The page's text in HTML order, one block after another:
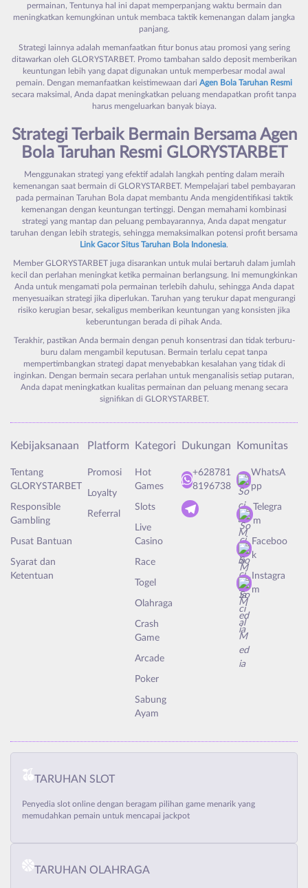
permainan, Tentunya hal ini dapat memperpanjang waktu bermain dan
meningkatkan kemungkinan untuk membaca taktik kemenangan dalam jangka
panjang.
Strategi lainnya adalah memanfaatkan fitur bonus atau promosi yang sering
ditawarkan oleh GLORYSTARBET. Promo tambahan saldo deposit memberikan
keuntungan lebih yang dapat digunakan untuk memperbesar modal awal
pemain. Dengan memanfaatkan keistimewaan dari Agen Bola Taruhan Resmi
secara maksimal, Anda dapat meningkatkan peluang mendapatkan profit tanpa
harus mengeluarkan banyak biaya.
Strategi Terbaik Bermain Bersama Agen
Bola Taruhan Resmi GLORYSTARBET
Menggunakan strategi yang efektif adalah langkah penting dalam meraih
kemenangan saat bermain di GLORYSTARBET. Mempelajari tabel pembayaran
pada permainan Taruhan Bola dapat membantu Anda mengidentifikasi taktik
kemenangan dengan keuntungan tertinggi. Dengan memahami kombinasi
strategi yang mantap dan peluang pembayarannya, Anda dapat mengatur
taruhan dengan lebih strategis, sehingga memaksimalkan potensi profit bersama
Link Gacor Situs Taruhan Bola Indonesia.
Member GLORYSTARBET juga disarankan untuk mulai bertaruh dalam jumlah
kecil dan perlahan meningkat ketika permainan berlangsung. Ini memungkinkan
Anda untuk mengamati pola permainan terlebih dahulu, sehingga Anda dapat
menyesuaikan strategi jika diperlukan. Taruhan yang terukur dapat mengurangi
risiko kerugian besar, sekaligus memberikan keuntungan yang konsisten jika
keberuntungan berada di pihak Anda.
Terakhir, pastikan Anda bermain dengan penuh konsentrasi dan tidak terburu-
buru dalam mengambil keputusan. Bermain terlalu cepat tanpa
mempertimbangkan strategi dapat menyebabkan kesalahan yang tidak di
inginkan. Dengan bermain secara perlahan untuk menganalisis setiap putaran,
Anda dapat meningkatkan kualitas permainan dan peluang menang secara
signifikan di GLORYSTARBET.
Kebijaksanaan
Tentang
GLORYSTARBET
Responsible
Gambling
Pusat Bantuan
Syarat dan
Ketentuan
Platform
Promosi
Loyalty
Referral
Kategori
Hot
Games
Slots
Live
Casino
Race
Togel
Olahraga
Crash
Game
Arcade
Poker
Sabung
Ayam
Dukungan
+628781
8196738
Komunitas
WhatsA
pp
Telegra
m
Faceboo
k
Instagra
m
TARUHAN SLOT
Penyedia slot online dengan beragam pilihan game menarik yang
memudahkan pemain untuk mencapai jackpot
TARUHAN OLAHRAGA